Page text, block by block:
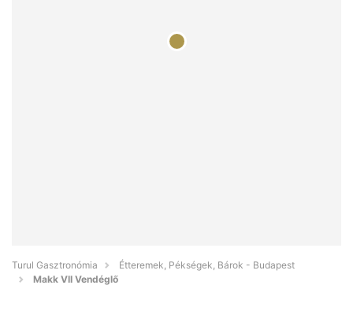
Turul Gasztronómia
Étteremek, Pékségek, Bárok - Budapest
Makk VII Vendéglő